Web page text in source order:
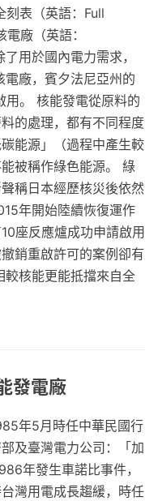
刻表（英語：Full
廠（英語：
用於國內電力需求，
廠，賓夕法尼亞州的
用。 核能發電從原料的
的處理，都有不同程度
能源」（過程中產生較
被稱作綠色能源。 綠
稱日本經歷核災後依然
年開始陸續恢復運作
座反應爐成功申請啟用
銷重啟許可的案例卻有
核能更能抵擋來自全
發電廠
年5月時任中華民國行
及臺灣電力公司：「加
年發生車諾比事件，
灣用電成長趨緩，時任